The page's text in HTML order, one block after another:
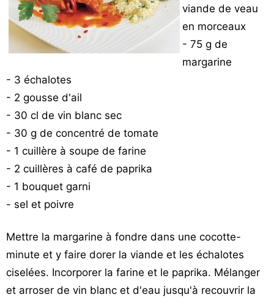
Vos
chroniques
Les
bonnes
adresses
viande de veau
en morceaux
- 75 g de
margarine
- 3 échalotes
- 2 gousse d'ail
- 30 cl de vin blanc sec
- 30 g de concentré de tomate
- 1 cuillère à soupe de farine
- 2 cuillères à café de paprika
- 1 bouquet garni
- sel et poivre
Mettre la margarine à fondre dans une cocotte-
minute et y faire dorer la viande et les échalotes
ciselées. Incorporer la farine et le paprika. Mélanger
et arroser de vin blanc et d'eau jusqu'à recouvrir la